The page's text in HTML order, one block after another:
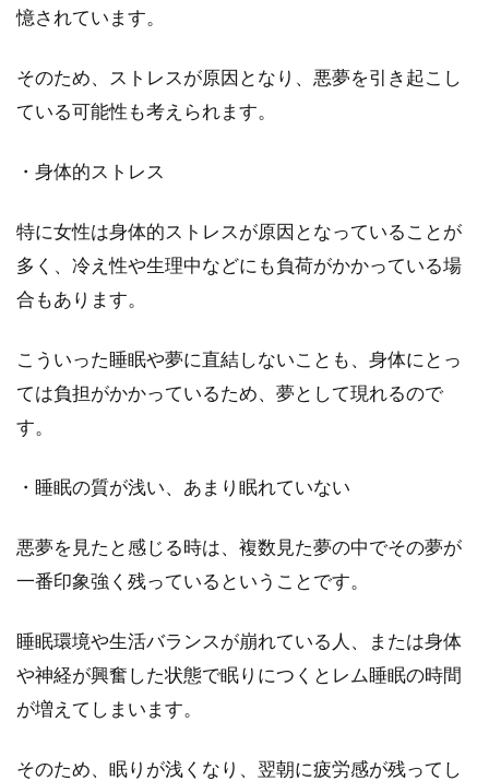
憶されています。
そのため、ストレスが原因となり、悪夢を引き起こし
ている可能性も考えられます。
・身体的ストレス
特に女性は身体的ストレスが原因となっていることが
多く、冷え性や生理中などにも負荷がかかっている場
合もあります。
こういった睡眠や夢に直結しないことも、身体にとっ
ては負担がかかっているため、夢として現れるので
す。
・睡眠の質が浅い、あまり眠れていない
悪夢を見たと感じる時は、複数見た夢の中でその夢が
一番印象強く残っているということです。
睡眠環境や生活バランスが崩れている人、または身体
や神経が興奮した状態で眠りにつくとレム睡眠の時間
が増えてしまいます。
そのため、眠りが浅くなり、翌朝に疲労感が残ってし